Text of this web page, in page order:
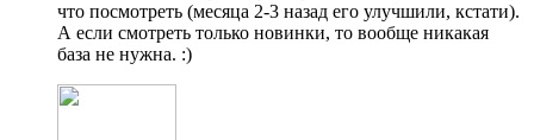
что посмотреть (месяца 2-3 назад его улучшили, кстати).
А если смотреть только новинки, то вообще никакая
база не нужна. :)